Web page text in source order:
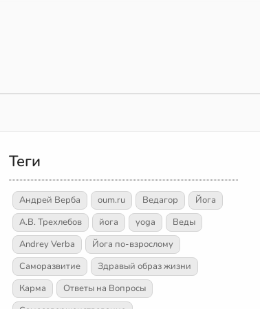
Теги
Андрей Верба oum.ru Ведагор
Йога
А.В. Трехлебов
йога yoga
Веды
Andrey Verba
Йога по-взрослому
Саморазвитие
Здравый образ жизни
Карма
Ответы на Вопросы